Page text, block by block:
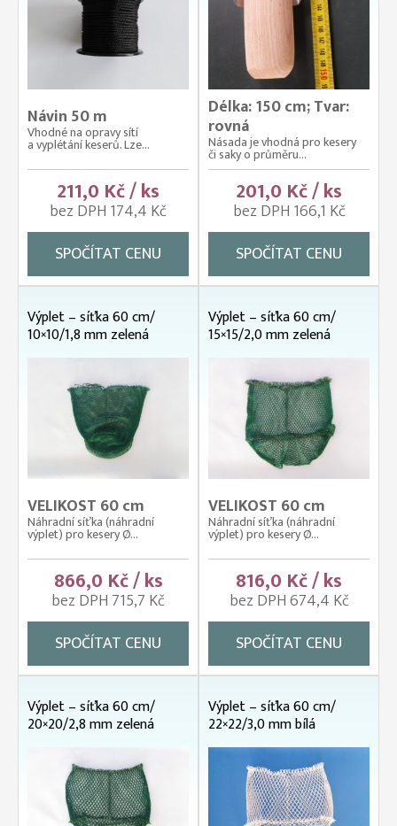
Návin 50 m
Vhodné na opravy sítí
a vyplétání keserů. Lze...
211,0 Kč / ks
bez DPH 174,4 Kč
SPOČÍTAT CENU
Délka: 150 cm; Tvar:
rovná
Násada je vhodná pro kesery
či saky o průměru...
201,0 Kč / ks
bez DPH 166,1 Kč
SPOČÍTAT CENU
Výplet – síťka 60 cm/
10×10/1,8 mm zelená
VELIKOST 60 cm
Náhradní síťka (náhradní
výplet) pro kesery Ø...
866,0 Kč / ks
bez DPH 715,7 Kč
SPOČÍTAT CENU
Výplet – síťka 60 cm/
15×15/2,0 mm zelená
VELIKOST 60 cm
Náhradní síťka (náhradní
výplet) pro kesery Ø...
816,0 Kč / ks
bez DPH 674,4 Kč
SPOČÍTAT CENU
Výplet – síťka 60 cm/
20×20/2,8 mm zelená
Výplet – síťka 60 cm/
22×22/3,0 mm bílá